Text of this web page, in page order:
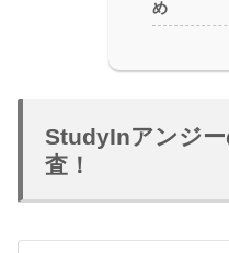
め
StudyInアンジ
査！